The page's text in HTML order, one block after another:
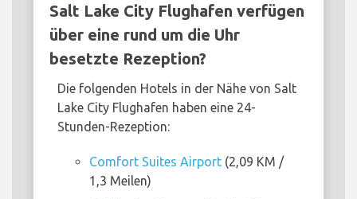
Salt Lake City Flughafen verfügen
über eine rund um die Uhr
besetzte Rezeption?
Die folgenden Hotels in der Nähe von Salt
Lake City Flughafen haben eine 24-
Stunden-Rezeption:
Comfort Suites Airport (2,09 KM /
1,3 Meilen)